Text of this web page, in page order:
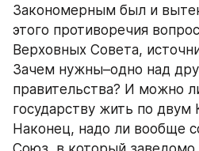
Закономерным был и
этого противоречия
Верховных Совета,
Зачем нужны–одно над
правительства? И можно
государству жить по двум
Наконец, надо ли вообще